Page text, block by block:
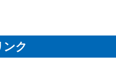
ク